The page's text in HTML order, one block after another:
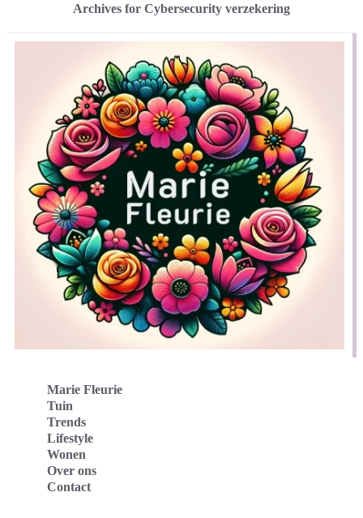
Archives for Cybersecurity verzekering
Marie Fleurie
Tuin
Trends
Lifestyle
Wonen
Over ons
Contact